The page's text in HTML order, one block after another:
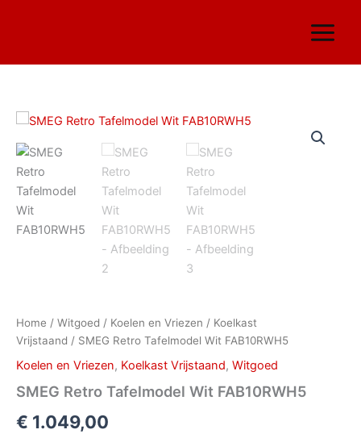
inhoud
Home / Witgoed / Koelen en Vriezen / Koelkast
Vrijstaand / SMEG Retro Tafelmodel Wit FAB10RWH5
Koelen en Vriezen, Koelkast Vrijstaand, Witgoed
SMEG Retro Tafelmodel Wit FAB10RWH5
€ 1.049,00
SMEG
Tafelmodel
Wit
aantal